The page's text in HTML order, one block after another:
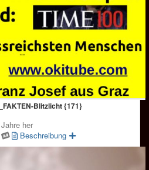
Blitzlicht {171}
her
Beschreibung